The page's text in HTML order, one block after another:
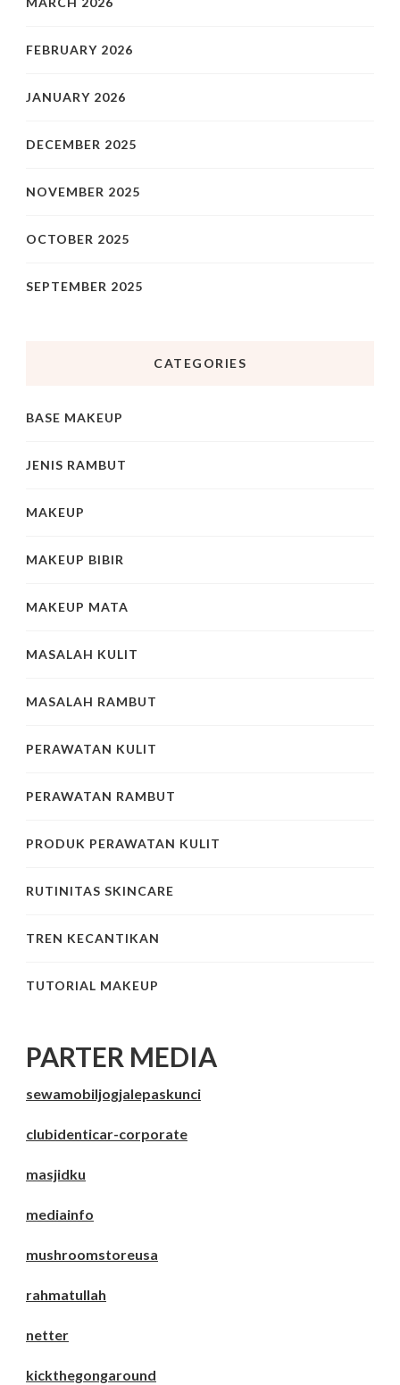
FEBRUARY 2026
JANUARY 2026
DECEMBER 2025
NOVEMBER 2025
OCTOBER 2025
SEPTEMBER 2025
CATEGORIES
BASE MAKEUP
JENIS RAMBUT
MAKEUP
MAKEUP BIBIR
MAKEUP MATA
MASALAH KULIT
MASALAH RAMBUT
PERAWATAN KULIT
PERAWATAN RAMBUT
PRODUK PERAWATAN KULIT
RUTINITAS SKINCARE
TREN KECANTIKAN
TUTORIAL MAKEUP
PARTER MEDIA
sewamobiljogjalepaskunci
clubidenticar-corporate
masjidku
mediainfo
mushroomstoreusa
rahmatullah
netter
kickthegongaround